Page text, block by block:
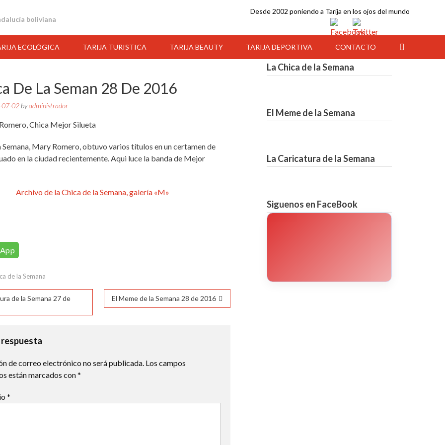
boliviana
Desde 2002 poniendo a Tarija en los ojos del mundo
ECOLÓGICA TARIJA TURISTICA TARIJA BEAUTY TARIJA DEPORTIVA CONTACTO
De La Seman 28 De 2016
07-02byadministrador
Semana, Mary Romero, obtuvo varios títulos en un certamen de
en la ciudad recientemente. Aqui luce la banda de Mejor
Archivo de la Chica de la Semana, galería «M»
de la Semana
de la Semana 27 de
El Meme de la Semana 28 de 2016
respuesta
de correo electrónico no será publicada. Los campos
están marcados con*
*
18:00 19:00 20:00 21:00 22:00 23:00
La Chica de la Semana
El Meme de la Semana
La Caricatura de la Semana
Siguenos en FaceBook